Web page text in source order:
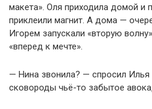
макета». Оля приходила домой и
приклеили магнит. А дома —
Игорем запускали «вторую
«вперед к мечте».
— Нина звонила? — спросил Илья
сковороды чьё-то забытое